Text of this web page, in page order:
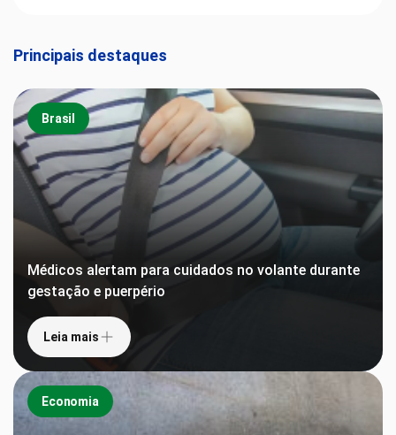
Principais destaques
Brasil
Médicos alertam para cuidados no volante durante
gestação e puerpério
Leia mais
Economia